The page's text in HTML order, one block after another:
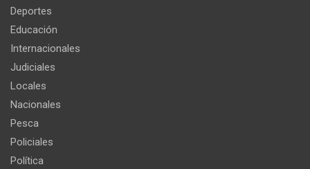
Deportes
Educación
Internacionales
Judiciales
Locales
Nacionales
Pesca
Policiales
Política